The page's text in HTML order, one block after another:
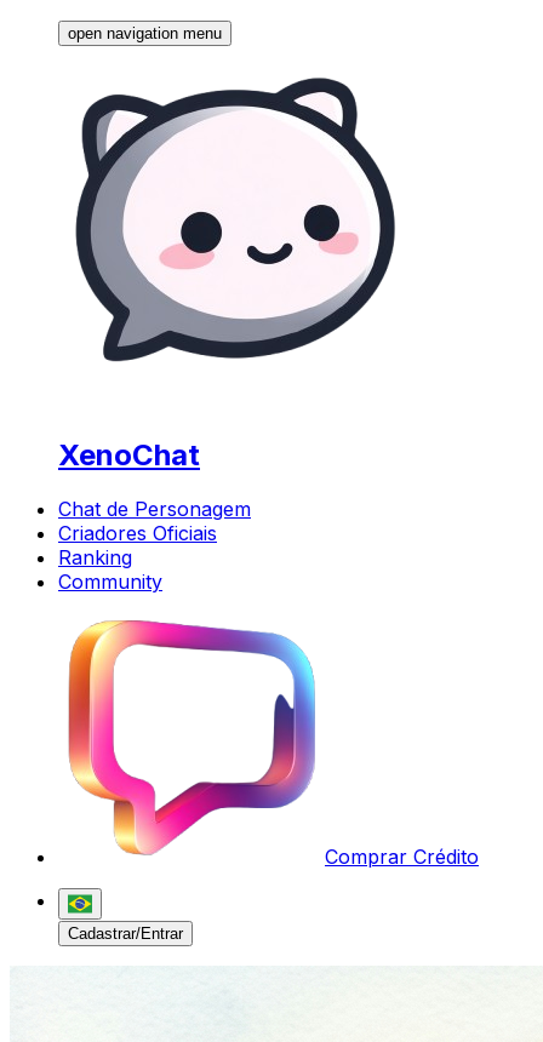
open navigation menu
XenoChat
Chat de Personagem
Criadores Oficiais
Ranking
Community
Comprar Crédito
Cadastrar/Entrar